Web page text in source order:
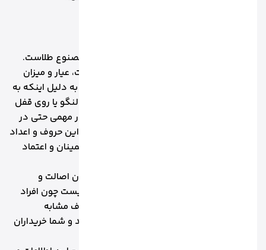
کد طلا شامل اعداد و حروف درج شده بر روی مصنوع طلاست.
این کدها شناسنامه ای برای تایید اعتبار، اصالت، عیار و میزان
خلوص هستند. این کدها در بعضی مصنوعات به دلیل اینکه به
زیبایی آن خدشه ای وارد نشود، معمولا داخل النگو یا روی قفل
دستبند گردنبند درج می شود و اطلاعات بسیار مهمی حتی در
مورد تولید کننده ارائه می دهد. آشنا بودن با این حروف و اعداد
و میزان خلوص باعث می شود برای خرید طلا اطمینان و اعتماد
اما با توجه به اعداد و حروف برای تشخیص میزان اصالت و
کیفیت در هنگام خرید طلا، به تنهایی کافی نیست چون افراد
متقلب ممکن است از این مجموعه اعداد و حروف مشابه
استفاده کنند و بر روی طلاهای تقلب درج کنند و شما خریداران